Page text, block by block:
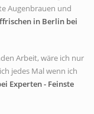
Augenbrauen und
in Berlin bei
Arbeit, wäre ich nur
jedes Mal wenn ich
Experten - Feinste